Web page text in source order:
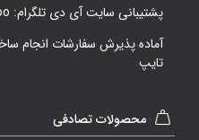
پشتیبانی سایت آی دی تلگرام: pciooo
آماده پذیرش سفارشات انجام
تایپ
محصولات تصادفی